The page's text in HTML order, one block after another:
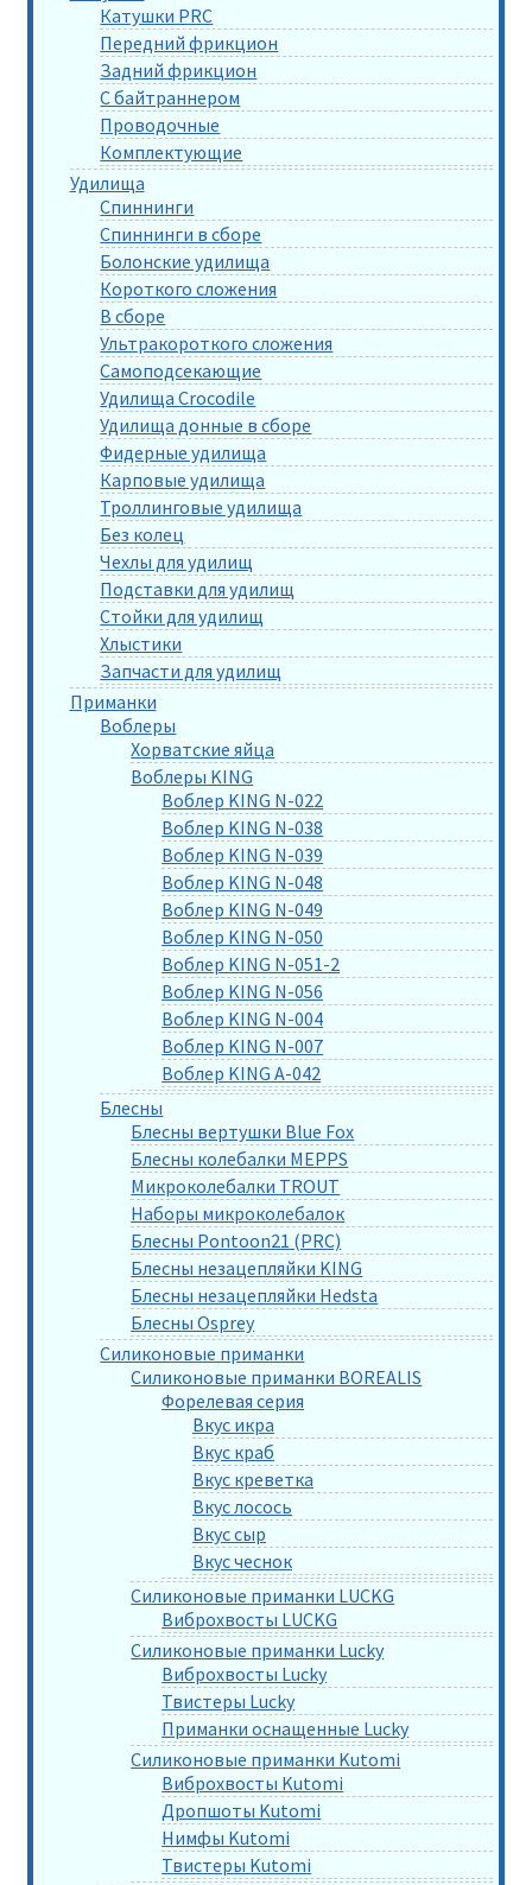
Катушки PRC
Передний фрикцион
Задний фрикцион
С байтраннером
Проводочные
Комплектующие
Удилища
Спиннинги
Спиннинги в сборе
Болонские удилища
Короткого сложения
В сборе
Ультракороткого сложения
Самоподсекающие
Удилища Crocodile
Удилища донные в сборе
Фидерные удилища
Карповые удилища
Троллинговые удилища
Без колец
Чехлы для удилищ
Подставки для удилищ
Стойки для удилищ
Хлыстики
Запчасти для удилищ
Приманки
Воблеры
Хорватские яйца
Воблеры KING
Воблер KING N-022
Воблер KING N-038
Воблер KING N-039
Воблер KING N-048
Воблер KING N-049
Воблер KING N-050
Воблер KING N-051-2
Воблер KING N-056
Воблер KING N-004
Воблер KING N-007
Воблер KING A-042
Блесны
Блесны вертушки Blue Fox
Блесны колебалки MEPPS
Микроколебалки TROUT
Наборы микроколебалок
Блесны Pontoon21 (PRC)
Блесны незацепляйки KING
Блесны незацепляйки Hedsta
Блесны Osprey
Силиконовые приманки
Силиконовые приманки BOREALIS
Форелевая серия
Вкус икра
Вкус краб
Вкус креветка
Вкус лосось
Вкус сыр
Вкус чеснок
Силиконовые приманки LUCKG
Виброхвосты LUCKG
Силиконовые приманки Lucky
Виброхвосты Lucky
Твистеры Lucky
Приманки оснащенные Lucky
Силиконовые приманки Kutomi
Виброхвосты Kutomi
Дропшоты Kutomi
Нимфы Kutomi
Твистеры Kutomi